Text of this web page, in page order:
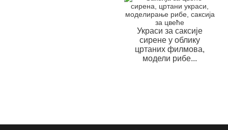
Украси за саксије
сирене у облику
цртаних филмова,
модели рибе...